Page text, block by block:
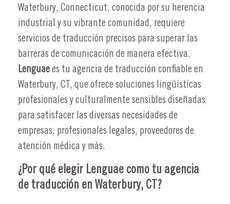
Waterbury, Connecticut, conocida por su herencia
industrial y su vibrante comunidad, requiere
servicios de traducción precisos para superar las
barreras de comunicación de manera efectiva.
Lenguae es tu agencia de traducción confiable en
Waterbury, CT, que ofrece soluciones lingüísticas
profesionales y culturalmente sensibles diseñadas
para satisfacer las diversas necesidades de
empresas, profesionales legales, proveedores de
atención médica y más.
¿Por qué elegir Lenguae como tu agencia
de traducción en Waterbury, CT?